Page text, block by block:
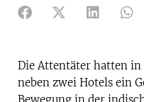
Die Attentäter hatten in
neben zwei Hotels ein